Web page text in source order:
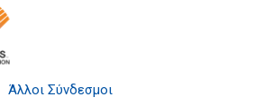
Άλλοι Σύνδεσμοι